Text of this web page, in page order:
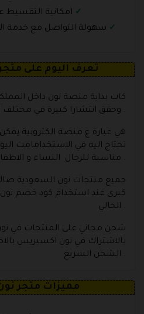
امكانية التقسيط
سهولة التواصل مع خدمة
تعرف اليوم على
كات بداية منصة نون داخل
وحقق انتشارا كبيرة في مختلف المناطق بالمملكة .
هي عبارة ع منصة الكترونية
تحتاج اليه في الاستخدامامت
مناسبة للرجال النساء و الاطفال ايضا .
جميع منتجات نون السعودية
الحالي .
شحن مجاني على المنتجات في
بالاشتراك في نون اكسبريس
الشحن السريع .
مميزات متجر